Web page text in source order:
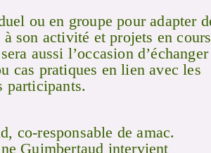
ou en groupe pour adapter
son activité et projets en
aussi l’occasion d’échanger
cas pratiques en lien avec les
participants.
co-responsable de amac.
Guimbertaud intervient